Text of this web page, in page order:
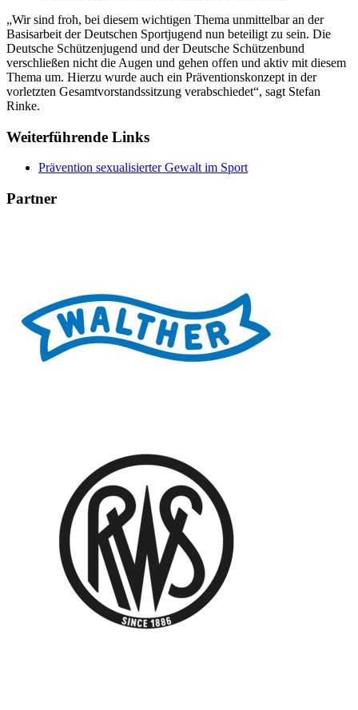
„Wir sind froh, bei diesem wichtigen Thema unmittelbar an der
Basisarbeit der Deutschen Sportjugend nun beteiligt zu sein. Die
Deutsche Schützenjugend und der Deutsche Schützenbund
verschließen nicht die Augen und gehen offen und aktiv mit diesem
Thema um. Hierzu wurde auch ein Präventionskonzept in der
vorletzten Gesamtvorstandssitzung verabschiedet“, sagt Stefan
Rinke.
Weiterführende Links
Prävention sexualisierter Gewalt im Sport
Partner